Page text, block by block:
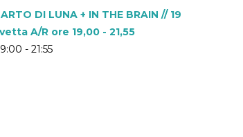
DI LUNA + IN THE BRAIN // 19
A/R ore 19,00 - 21,55
- 21:55